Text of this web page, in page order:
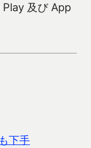
及び App
下手